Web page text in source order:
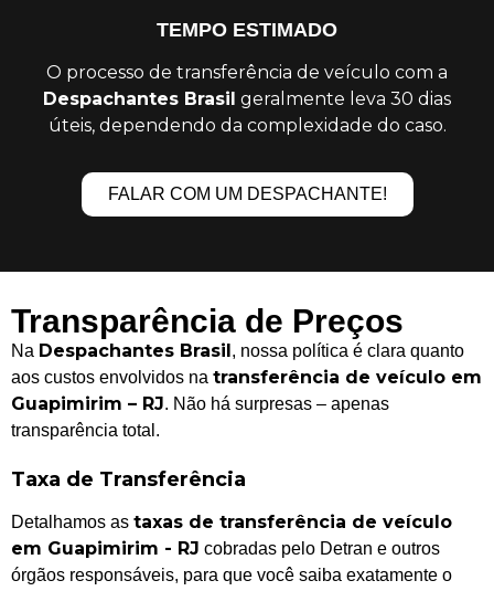
TEMPO ESTIMADO
O processo de transferência de veículo com a
Despachantes Brasil geralmente leva 30 dias
úteis, dependendo da complexidade do caso.
FALAR COM UM DESPACHANTE!
Transparência de Preços
Na Despachantes Brasil, nossa política é clara quanto
aos custos envolvidos na transferência de veículo em
Guapimirim – RJ. Não há surpresas – apenas
transparência total.
Taxa de Transferência
Detalhamos as taxas de transferência de veículo
em Guapimirim - RJ cobradas pelo Detran e outros
órgãos responsáveis, para que você saiba exatamente o